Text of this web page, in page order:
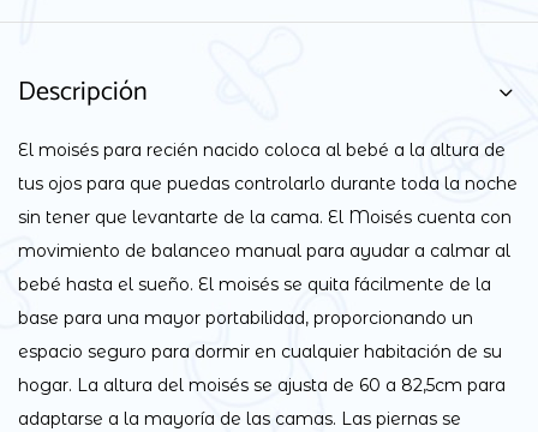
Descripción
El moisés para recién nacido coloca al bebé a la altura de
tus ojos para que puedas controlarlo durante toda la noche
sin tener que levantarte de la cama. El Moisés cuenta con
movimiento de balanceo manual para ayudar a calmar al
bebé hasta el sueño. El moisés se quita fácilmente de la
base para una mayor portabilidad, proporcionando un
espacio seguro para dormir en cualquier habitación de su
hogar. La altura del moisés se ajusta de 60 a 82,5cm para
adaptarse a la mayoría de las camas. Las piernas se